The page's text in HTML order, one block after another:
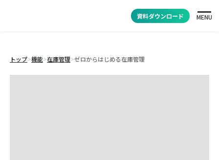
資料ダウンロード MENU
トップ>機能>在庫管理>ゼロからはじめる在庫管理